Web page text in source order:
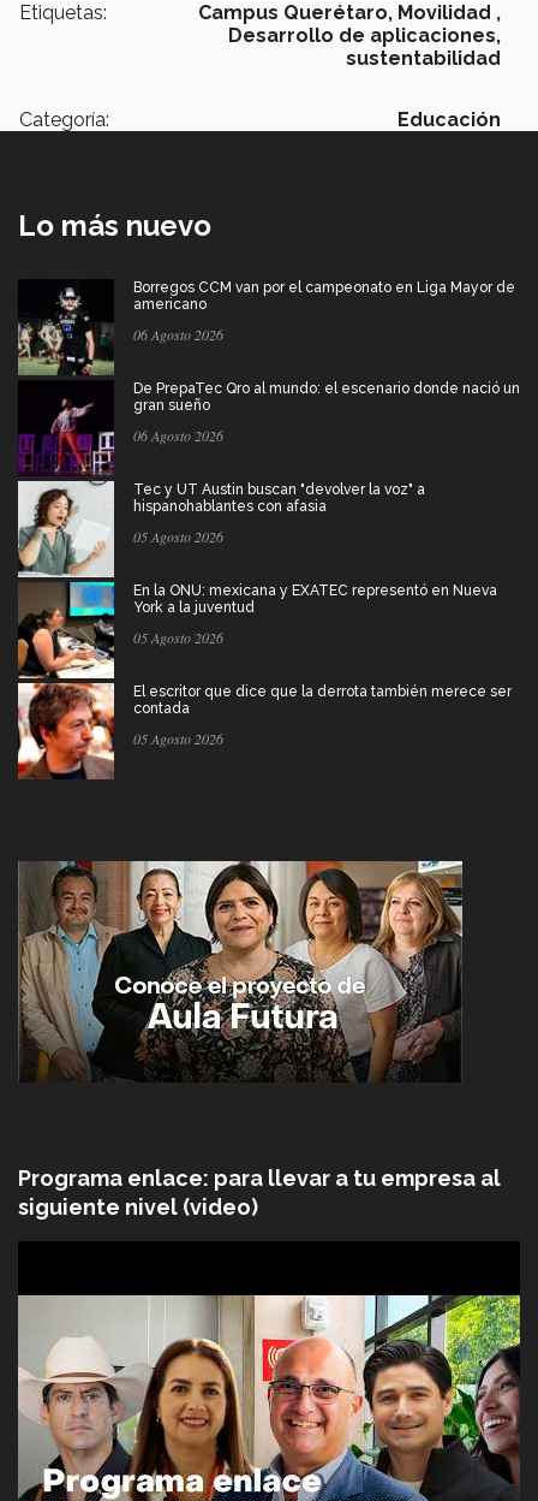
Etiquetas: Campus Querétaro, Movilidad ,
Desarrollo de aplicaciones,
sustentabilidad
Categoría: Educación
Lo más nuevo
Borregos CCM van por el campeonato en Liga Mayor de
americano
06 Agosto 2026
De PrepaTec Qro al mundo: el escenario donde nació un
gran sueño
06 Agosto 2026
Tec y UT Austin buscan "devolver la voz" a
hispanohablantes con afasia
05 Agosto 2026
En la ONU: mexicana y EXATEC representó en Nueva
York a la juventud
05 Agosto 2026
El escritor que dice que la derrota también merece ser
contada
05 Agosto 2026
Programa enlace: para llevar a tu empresa al
siguiente nivel (video)